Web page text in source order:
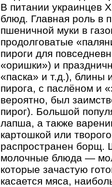
В питании украинцев
блюд. Главная роль в
пшеничной муки в
продолговатые
пироги для
«оришки») и
«паска» и т.д.), блины
пирога, с паслёном и
вероятно, был
пирог). Большой
лапша, а также
картошкой или
распространен борщ.
молочные блюда —
которые зачастую
касается мяса,